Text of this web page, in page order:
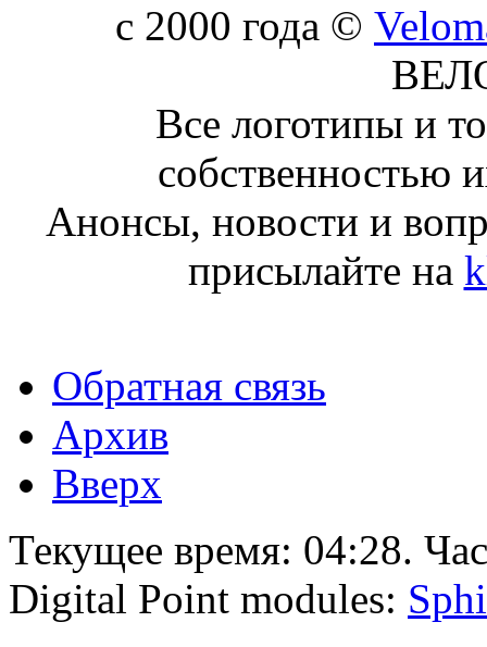
c 2000 года ©
Все логотипы и
собственностью
Анонсы, новости и
присылайте на
Обратная связь
Архив
Вверх
Текущее время: 04:28.
Digital Point modules: